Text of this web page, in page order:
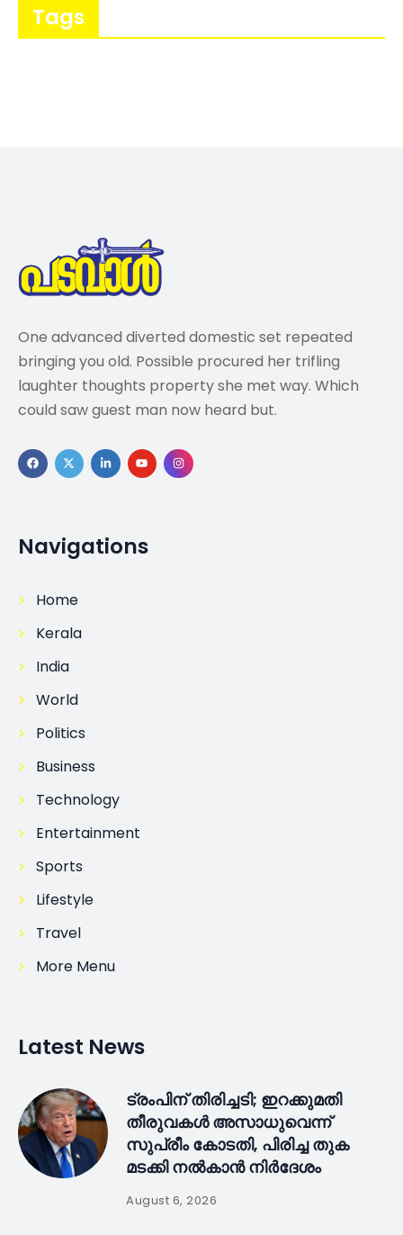
Tags
One advanced diverted domestic set repeated
bringing you old. Possible procured her trifling
laughter thoughts property she met way. Which
could saw guest man now heard but.
Navigations
Home
Kerala
India
World
Politics
Business
Technology
Entertainment
Sports
Lifestyle
Travel
More Menu
Latest News
ട്രംപിന് തിരിച്ചടി; ഇറക്കുമതി
തീരുവകൾ അസാധുവെന്ന്
സുപ്രീം കോടതി, പിരിച്ച തുക
മടക്കി നൽകാൻ നിർദേശം
August 6, 2026